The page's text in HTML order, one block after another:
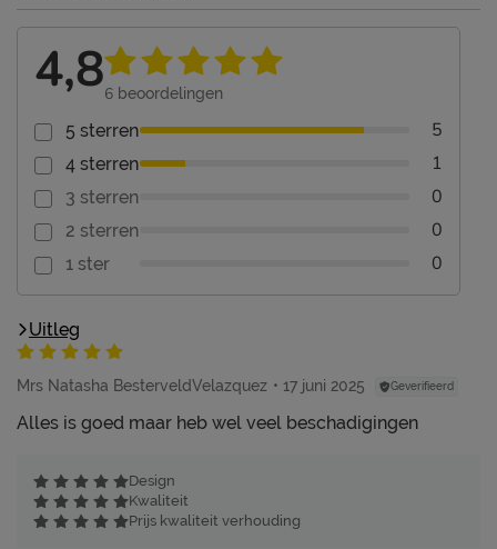
4,86 beoordelingen
5 sterren 5
4 sterren 1
3 sterren 0
2 sterren 0
1 ster 0
Uitleg
Mrs Natasha BesterveldVelazquez 17 juni 2025 Geverifieerd
Alles is goed maar heb wel veel beschadigingen
Design
Kwaliteit
Prijs kwaliteit verhouding